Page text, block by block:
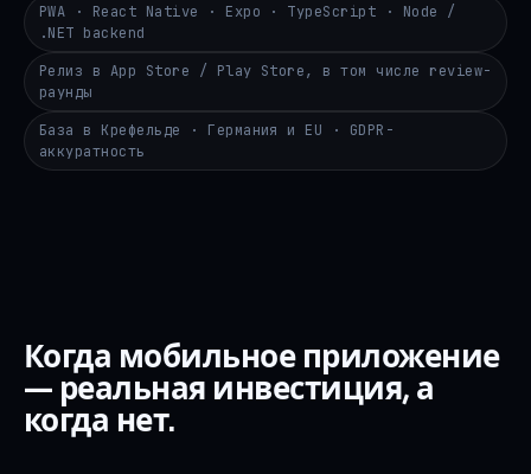
PWA · React Native · Expo · TypeScript · Node /
.NET backend
Релиз в App Store / Play Store, в том числе review-
раунды
База в Крефельде · Германия и EU · GDPR-
аккуратность
Когда мобильное приложение
— реальная инвестиция, а
когда нет.